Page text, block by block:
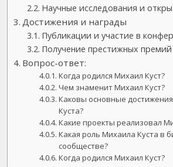
Научные исследования и
Достижения и награды
Публикации и участие в
Получение престижных
Вопрос-ответ:
Когда родился Михаил Куст?
Чем знаменит Михаил Куст?
Каковы основные
Куста?
Какие проекты реализовал
Какая роль Михаила Куста в
сообществе?
Когда родился Михаил Куст?